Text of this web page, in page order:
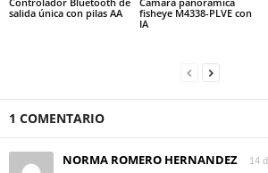
salida única con pilas AA
fisheye M4338-PLVE con
IA
1 COMENTARIO
NORMA ROMERO HERNANDEZ 14